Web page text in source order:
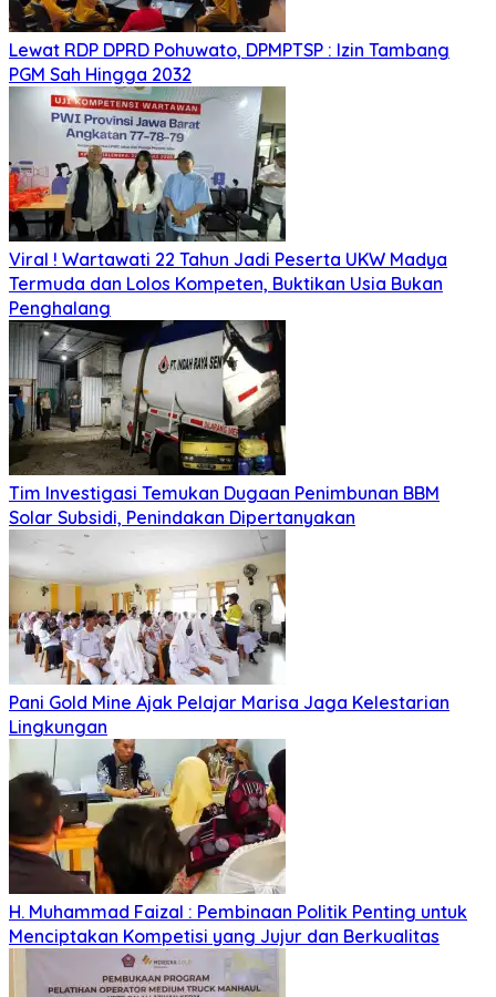
Lewat RDP DPRD Pohuwato, DPMPTSP : Izin Tambang
PGM Sah Hingga 2032
Viral ! Wartawati 22 Tahun Jadi Peserta UKW Madya
Termuda dan Lolos Kompeten, Buktikan Usia Bukan
Penghalang
Tim Investigasi Temukan Dugaan Penimbunan BBM
Solar Subsidi, Penindakan Dipertanyakan
Pani Gold Mine Ajak Pelajar Marisa Jaga Kelestarian
Lingkungan
H. Muhammad Faizal : Pembinaan Politik Penting untuk
Menciptakan Kompetisi yang Jujur dan Berkualitas